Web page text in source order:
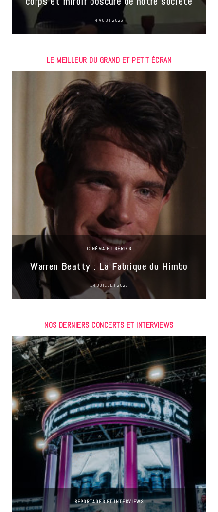
4 AOÛT 2026
LE MEILLEUR DU GRAND ET PETIT ÉCRAN
CINÉMA ET SÉRIES
Warren Beatty : La Fabrique du Himbo
14 JUILLET 2026
NOS DERNIERS CONCERTS ET INTERVIEWS
REPORTAGES ET INTERVIEWS